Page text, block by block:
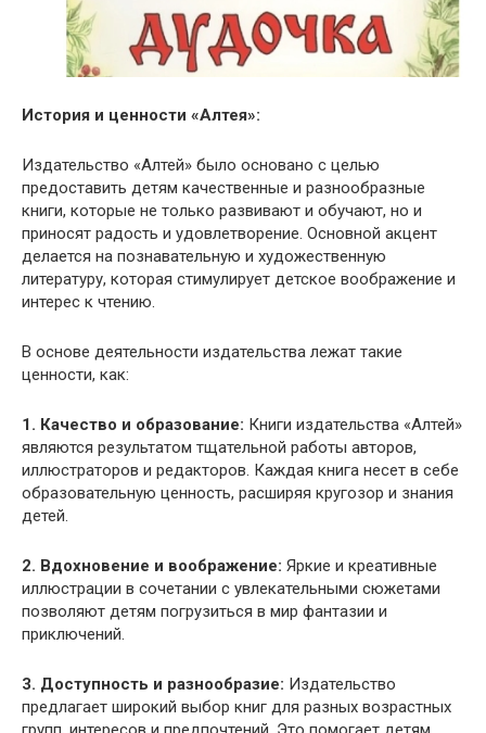
История и ценности «Алтея»:
Издательство «Алтей» было основано с целью
предоставить детям качественные и разнообразные
книги, которые не только развивают и обучают, но и
приносят радость и удовлетворение. Основной акцент
делается на познавательную и художественную
литературу, которая стимулирует детское воображение и
интерес к чтению.
В основе деятельности издательства лежат такие
ценности, как:
1. Качество и образование: Книги издательства «Алтей»
являются результатом тщательной работы авторов,
иллюстраторов и редакторов. Каждая книга несет в себе
образовательную ценность, расширяя кругозор и знания
детей.
2. Вдохновение и воображение: Яркие и креативные
иллюстрации в сочетании с увлекательными сюжетами
позволяют детям погрузиться в мир фантазии и
приключений.
3. Доступность и разнообразие: Издательство
предлагает широкий выбор книг для разных возрастных